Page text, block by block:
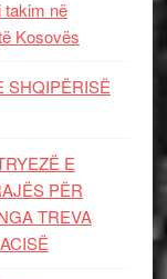
takim në
Kosovës
SHQIPËRISË
E
PËR
TREVA